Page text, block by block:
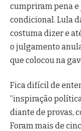
cumpriram pena e
condicional. Lula
costuma dizer e
o julgamento
que colocou na
Fica difícil de
“inspiração
diante de provas,
Foram mais de